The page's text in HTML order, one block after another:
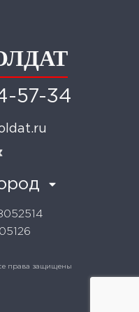
57-34
права защищены